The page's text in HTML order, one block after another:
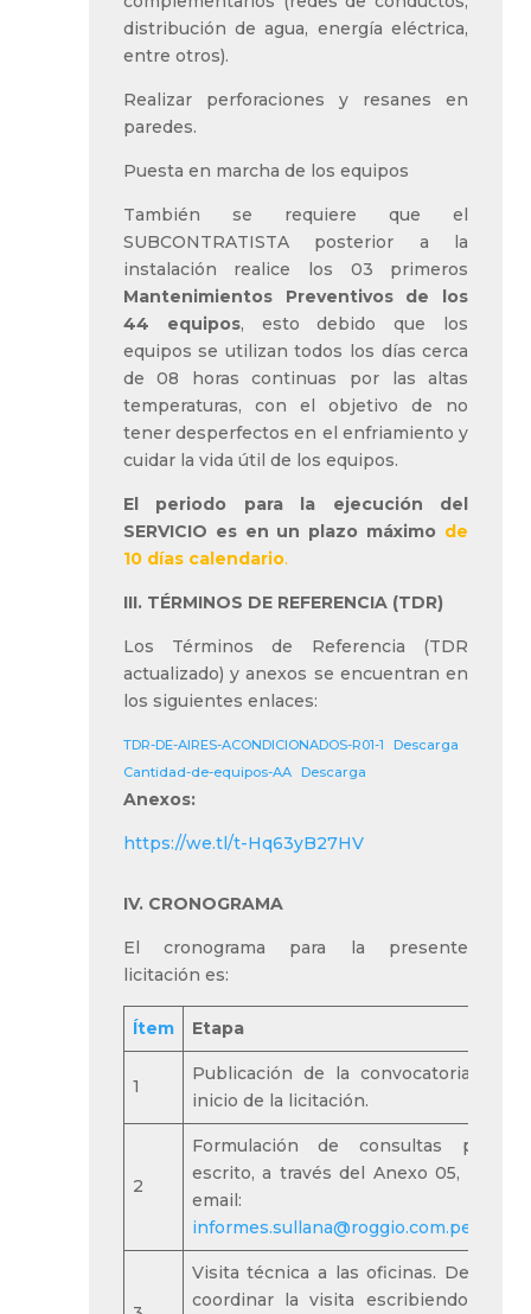
distribución de agua, energía eléctrica,
entre otros).
Realizar perforaciones y resanes en
paredes.
Puesta en marcha de los equipos
También se requiere que el
SUBCONTRATISTA posterior a la
instalación realice los 03 primeros
Mantenimientos Preventivos de los
44 equipos, esto debido que los
equipos se utilizan todos los días cerca
de 08 horas continuas por las altas
temperaturas, con el objetivo de no
tener desperfectos en el enfriamiento y
cuidar la vida útil de los equipos.
El periodo para la ejecución del
SERVICIO es en un plazo máximo de
10 días calendario.
III. TÉRMINOS DE REFERENCIA (TDR)
Los Términos de Referencia (TDR
actualizado) y anexos se encuentran en
los siguientes enlaces:
TDR-DE-AIRES-ACONDICIONADOS-R01-1
Descarga
Cantidad-de-equipos-AA Descarga
Anexos:
https://we.tl/t-Hq63yB27HV
IV. CRONOGRAMA
El cronograma para la presente
licitación es:
Ítem Etapa
1
Publicación de la convocatoria e
inicio de la licitación.
2
Formulación de consultas por
escrito, a través del Anexo 05, vía
email:
informes.sullana@roggio.com.pe
Visita técnica a las oficinas. Debe
coordinar la visita escribiendo a: